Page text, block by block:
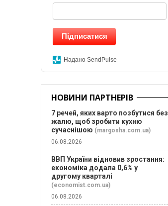
Підписатися
Надано SendPulse
НОВИНИ ПАРТНЕРІВ
7 речей, яких варто позбутися без
жалю, щоб зробити кухню
сучаснішою (margosha.com.ua)
06.08.2026
ВВП України відновив зростання:
економіка додала 0,6% у
другому кварталі
(economist.com.ua)
06.08.2026